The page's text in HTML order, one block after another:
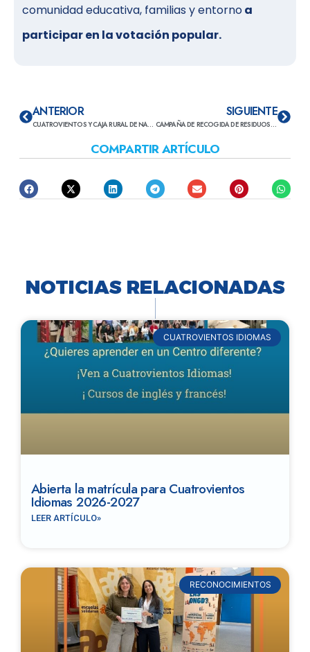
comunidad educativa, familias y entornoa
participar en la votación popular.
ANTERIOR
CUATROVIENTOS Y CAJA RURAL DE NAVARRA IMPULSAN LA EXPERIENCIA INTERNACIONAL DE SU ALUMNADO ERASMUS+
SIGUIENTE
CAMPAÑA DE RECOGIDA DE RESIDUOS ELECTRÓNICOS: VEN A CUATROVIENTOS Y RECICLA
COMPARTIR ARTÍCULO
NOTICIAS RELACIONADAS
CUATROVIENTOS IDIOMAS
Abierta la matrícula para Cuatrovientos
Idiomas 2026-2027
LEER ARTÍCULO»
RECONOCIMIENTOS